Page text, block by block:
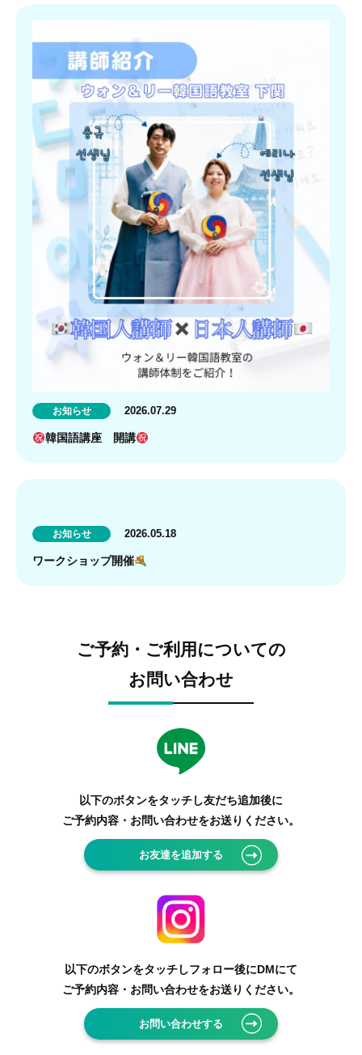
お知らせ 2026.07.29
韓国語講座 開講
お知らせ 2026.05.18
ワークショップ開催
ご予約・ご利用についての
お問い合わせ
以下のボタンをタッチし友だち追加後に
ご予約内容・お問い合わせをお送りください。
お友達を追加する
以下のボタンをタッチしフォロー後にDMにて
ご予約内容・お問い合わせをお送りください。
お問い合わせする